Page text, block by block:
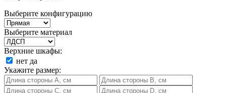
Выберите конфигурацию
Выберите материал
Верхние шкафы:
нет да
Укажите размер: